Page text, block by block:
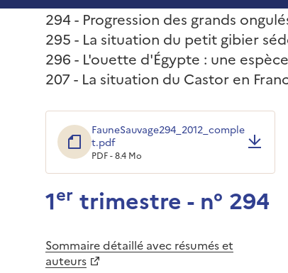
294 - Progression des grands
295 - La situation du petit gibier
296 - L'ouette d'Égypte : une
207 - La situation du Castor en
FauneSauvage294_2012_comple
t.pdf
PDF - 8.4 Mo
1er trimestre - n° 294
Sommaire détaillé avec résumés et
auteurs